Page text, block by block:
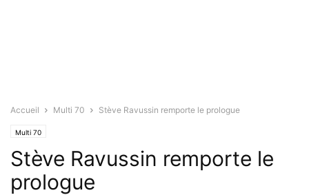
Accueil Multi 70 Stève Ravussin remporte le prologue
Multi 70
Stève Ravussin remporte le
prologue